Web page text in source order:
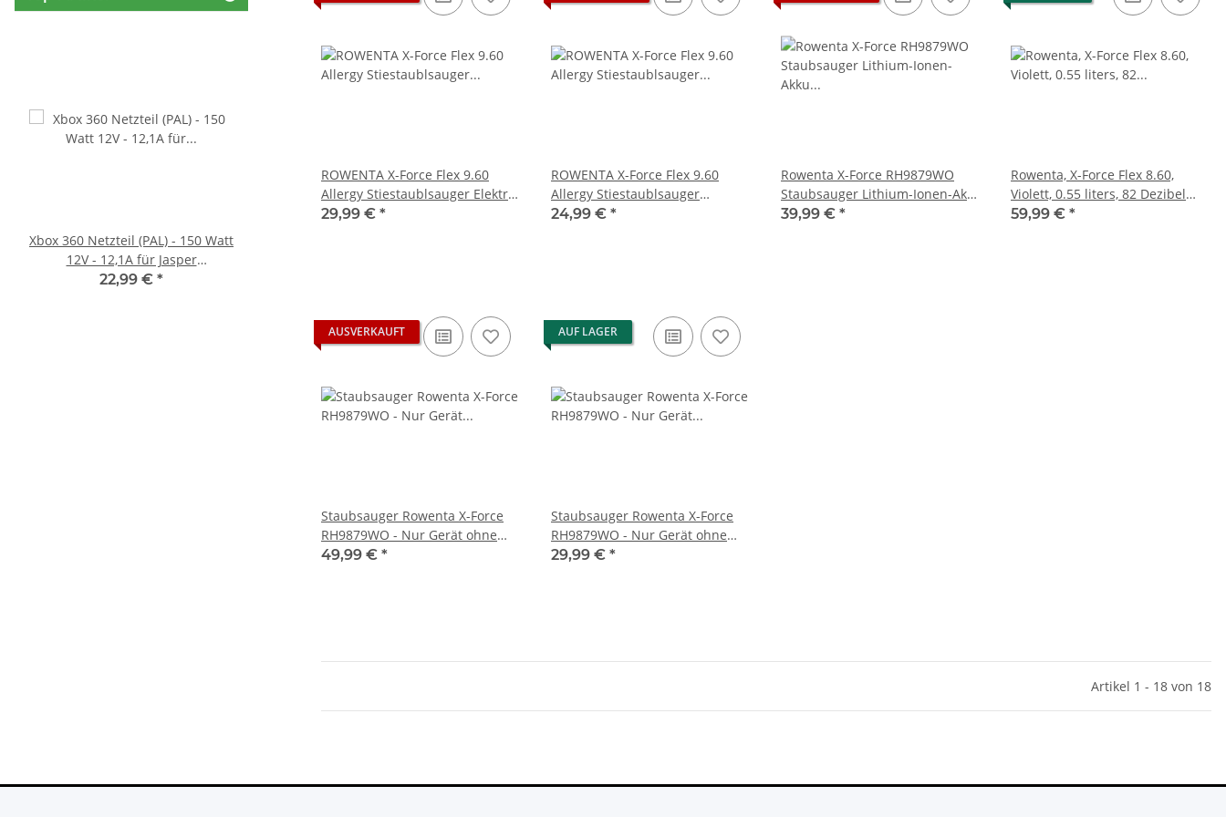
ROWENTA X-Force Flex 9.60
Allergy Stiestaublsauger Elektro
Bürste - gebraucht
29,99 € *
ROWENTA X-Force Flex 9.60
Allergy Stiestaublsauger
Teleskoprohr Rohr - gebraucht
24,99 € *
Rowenta X-Force RH9879WO
Staubsauger Lithium-Ionen-Akku
Xforce 25,2 V gebraucht
39,99 € *
Rowenta, X-Force Flex 8.60,
Violett, 0.55 liters, 82 Dezibel
gebraucht - Kurz getestet &
59,99 € *
AUSVERKAUFT
Staubsauger Rowenta X-Force
RH9879WO - Nur Gerät ohne
Zubehör
49,99 € *
AUF LAGER
Staubsauger Rowenta X-Force
RH9879WO - Nur Gerät ohne
Zubehör defekt - Startet nicht
29,99 € *
Artikel 1 - 18 von 18
Xbox 360 Netzteil (PAL) - 150 Watt
12V - 12,1A für Jasper
Mainboards gebraucht
22,99 € *